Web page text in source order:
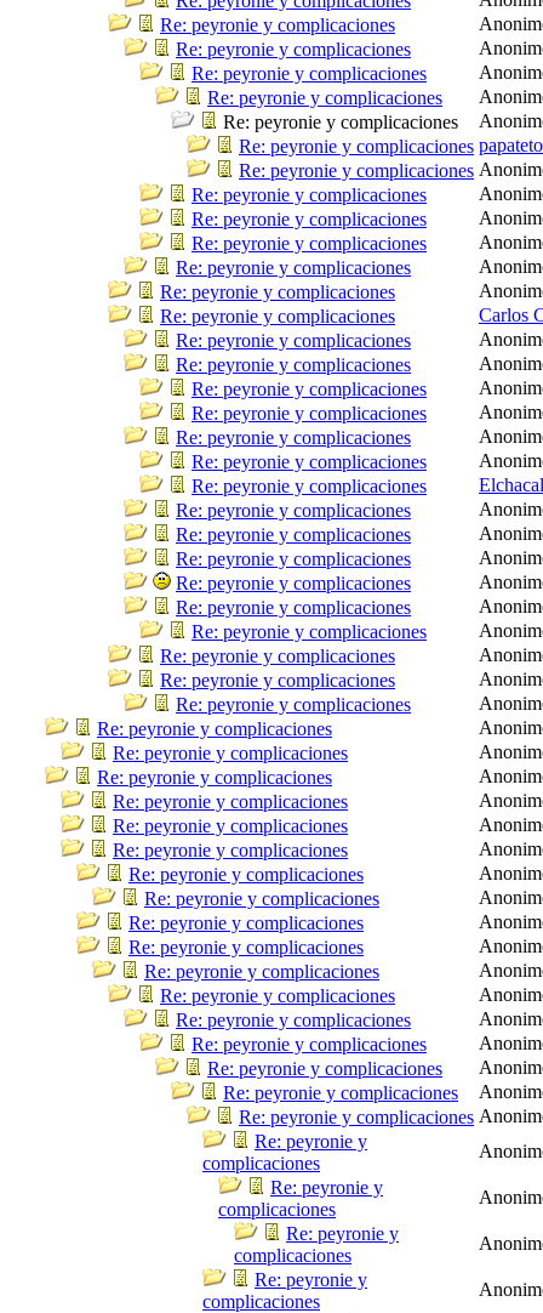
Re: peyronie y complicaciones
Re: peyronie y complicaciones
Re: peyronie y complicaciones
Re: peyronie y complicaciones
Re: peyronie y complicaciones
Re: peyronie y complicaciones
Re: peyronie y complicaciones
Re: peyronie y complicaciones
Re: peyronie y complicaciones
Re: peyronie y complicaciones
Re: peyronie y complicaciones
Re: peyronie y complicaciones
Re: peyronie y complicaciones
Carlos
Re: peyronie y complicaciones
Re: peyronie y complicaciones
Re: peyronie y complicaciones
Re: peyronie y complicaciones
Re: peyronie y complicaciones
Re: peyronie y complicaciones
Re: peyronie y complicaciones
Elchacal
Re: peyronie y complicaciones
Re: peyronie y complicaciones
Re: peyronie y complicaciones
Re: peyronie y complicaciones
Re: peyronie y complicaciones
Re: peyronie y complicaciones
Re: peyronie y complicaciones
Re: peyronie y complicaciones
Re: peyronie y complicaciones
Re: peyronie y complicaciones
Re: peyronie y complicaciones
Re: peyronie y complicaciones
Re: peyronie y complicaciones
Re: peyronie y complicaciones
Re: peyronie y complicaciones
Re: peyronie y complicaciones
Re: peyronie y complicaciones
Re: peyronie y complicaciones
Re: peyronie y complicaciones
Re: peyronie y complicaciones
Re: peyronie y complicaciones
Re: peyronie y complicaciones
Re: peyronie y complicaciones
Re: peyronie y complicaciones
Re: peyronie y complicaciones
Re: peyronie y complicaciones
Re: peyronie y
complicaciones
Re: peyronie y
complicaciones
Re: peyronie y
complicaciones
Re: peyronie y
complicaciones